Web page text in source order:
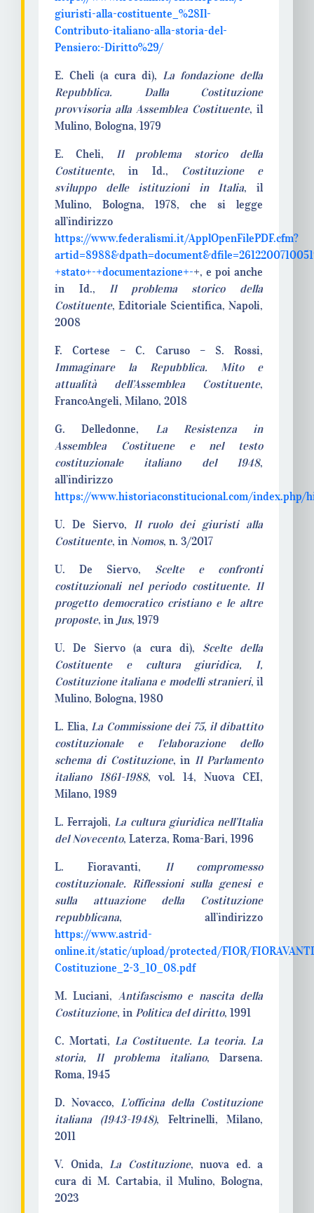
giuristi-alla-costituente_%28Il-
Contributo-italiano-alla-storia-del-
Pensiero:-Diritto%29/
E. Cheli (a cura di), La fondazione della
Repubblica. Dalla Costituzione
provvisoria alla Assemblea Costituente, il
Mulino, Bologna, 1979
E. Cheli, Il problema storico della
Costituente, in Id., Costituzione e
sviluppo delle istituzioni in Italia, il
Mulino, Bologna, 1978, che si legge
all’indirizzo
https://www.federalismi.it/ApplOpenFilePDF.cfm?
+stato+-+documentazione+-+, e poi anche
in Id.,Il problema storico della
Costituente, Editoriale Scientifica, Napoli,
2008
F. Cortese – C. Caruso – S. Rossi,
Immaginare la Repubblica. Mito e
attualità dell’Assemblea Costituente,
FrancoAngeli, Milano, 2018
G. Delledonne, La Resistenza in
Assemblea Costituene e nel testo
costituzionale italiano del 1948,
all’indirizzo
https://www.historiaconstitucional.com/
U. De Siervo, Il ruolo dei giuristi alla
Costituente, in Nomos, n. 3/2017
U. De Siervo, Scelte e confronti
costituzionali nel periodo costituente. Il
progetto democratico cristiano e le altre
proposte, in Jus, 1979
U. De Siervo (a cura di), Scelte della
Costituente e cultura giuridica, I,
Costituzione italiana e modelli stranieri, il
Mulino, Bologna, 1980
L. Elia,La Commissione dei 75, il dibattito
costituzionale e l’elaborazione dello
schema di Costituzione, inIl Parlamento
italiano 1861-1988, vol. 14, Nuova CEI,
Milano, 1989
L. Ferrajoli,La cultura giuridica nell’Italia
del Novecento, Laterza, Roma-Bari, 1996
L. Fioravanti, Il compromesso
costituzionale. Riflessioni sulla genesi e
sulla attuazione della Costituzione
repubblicana, all’indirizzo
https://www.astrid-
online.it/static/upload/protected/FIOR/
Costituzione_2-3_10_08.pdf
M. Luciani, Antifascismo e nascita della
Costituzione, in Politica del diritto, 1991
C. Mortati, La Costituente. La teoria. La
storia, Il problema italiano, Darsena.
Roma, 1945
D. Novacco, L’officina della Costituzione
italiana (1943-1948), Feltrinelli, Milano,
2011
V. Onida, La Costituzione, nuova ed. a
cura di M. Cartabia, il Mulino, Bologna,
2023